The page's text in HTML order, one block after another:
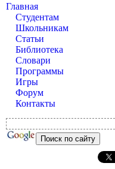
Главная
Студентам
Школьникам
Статьи
Библиотека
Словари
Программы
Игры
Форум
Контакты